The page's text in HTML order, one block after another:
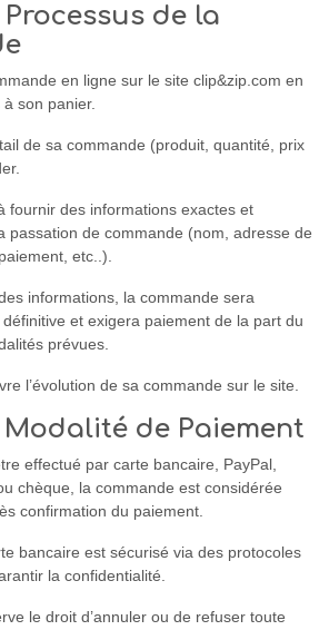
de la
en ligne sur le site clip&zip.com en
son panier.
de sa commande (produit, quantité, prix
fournir des informations exactes et
passation de commande (nom, adresse de
etc..).
informations, la commande sera
et exigera paiement de la part du
prévues.
l’évolution de sa commande sur le site.
de Paiement
effectué par carte bancaire, PayPal,
chèque, la commande est considérée
confirmation du paiement.
bancaire est sécurisé via des protocoles
la confidentialité.
le droit d’annuler ou de refuser toute